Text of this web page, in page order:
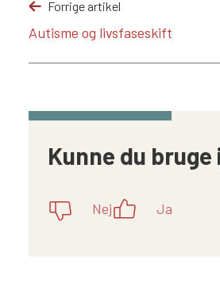
Forrige artikel
Autisme og livsfaseskift
Kunne du
Nej Ja